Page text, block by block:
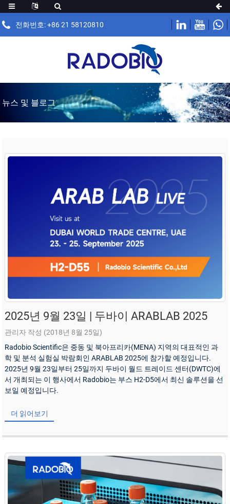
전화번호: +86 21 58120810
뉴스 및 블로그
2025년 9월 23일 | 두바이 ARABLAB 2025
관리자 작성 (2018년 8월 25일)
Radobio Scientific은 중동 및 북아프리카(MENA) 지역의 대표적인 과
학 및 분석 실험실 박람회인 ARABLAB 2025에 참가할 예정입니다.
2025년 9월 23일부터 25일까지 두바이 월드 트레이드 센터(DWTC)에
서 개최되는 이 행사에서 Radobio는 부스 H2-D5에서 최신 솔루션을 선
보일 예정입니다.
더 읽어보기